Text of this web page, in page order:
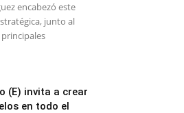
encabezó este
junto al
(E) invita a crear
en todo el